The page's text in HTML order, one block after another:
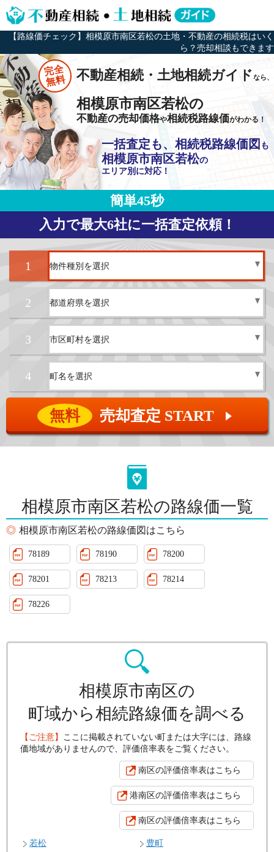
【路線価チェック】相模原市南区若松の土地・不動産の相続税はいく
ら？売却相談もできます
完全
無料 不動産相続・土地相続ガイドなら、
相模原市南区若松の
不動産の売却価格や相続税路線価がわかる！
一括査定も、相続税路線価図 も
相模原市南区若松の
エリア別に対応！
簡単45秒
入力で最大6社に一括査定依頼！
1
2
3
4
無料 売却査定 START ▲
相模原市南区若松の路線価一覧
相模原市南区若松の路線価図はこちら
78189 78190 78200
78201 78213 78214
78226
相模原市南区の
町域から相続路線価を調べる
【ご注意】 ここに掲載されていない町または大字には、路線
価地域がありませんので、評価倍率表をご覧ください。
南区の評価倍率表はこちら
港南区の評価倍率表はこちら
南区の評価倍率表はこちら
若松
豊町